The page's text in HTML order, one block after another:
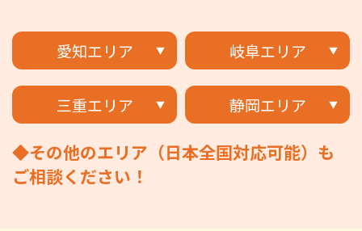
愛知エリア 岐阜エリア
三重エリア 静岡エリア
◆その他のエリア（日本全国対応可能）も
ご相談ください！